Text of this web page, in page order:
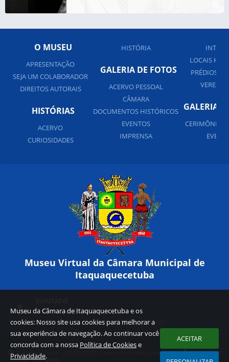
O MUSEU
APRESENTAÇÃO
SEJA UM COLABORADOR
DIREITOS AUTORAIS
HISTÓRIAS
ACERVO
CURIOSIDADES
HISTÓRIA
GALERIA DE FOTOS
ACERVO PESSOAL
CÂMARA
DOCUMENTOS HISTÓRICOS
EVENTOS
IMPRENSA
LOCAIS
PRÉDIOS
GALERIA
CERIMÔNIAS
Museu Virtual da Câmara Municipal de
Itaquaquecetuba
(11) 4646-4970
museu@camaraitaquaquecetuba.sp.gov.br
Copyright Instar - 2006-2026. Todos os direitos reservados
-Instar Tecnologia
Museu da Câmara de Itaquaquecetuba e os
cookies: Nosso site usa cookies para melhorar a
sua experiência de navegação. Ao continuar você
concorda com a nossa Política de Cookiese
Privacidade.
ACEITAR